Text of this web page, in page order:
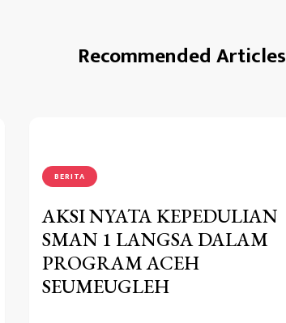
Recommended Articles
BERITA
AKSI NYATA KEPEDULIAN
SMAN 1 LANGSA DALAM
PROGRAM ACEH
SEUMEUGLEH